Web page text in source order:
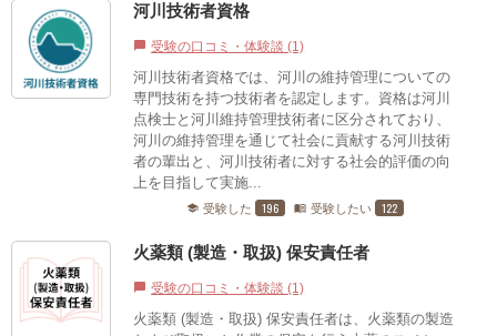
河川技術者資格
chat_bubble 受験の口コミ・体験談 (1)
河川技術者資格では、河川の維持管理についての
専門技術を持つ技術者を認定します。資格は河川
点検士と河川維持管理技術者に区分されており、
河川の維持管理を通じて社会に貢献する河川技術
者の輩出と、河川技術者に対する社会的評価の向
上を目指して実施...
school 受験した 196 menu_book 受験したい 122
火薬類 (製造・取扱) 保安責任者
chat_bubble 受験の口コミ・体験談 (1)
火薬類 (製造・取扱) 保安責任者は、火薬類の製造